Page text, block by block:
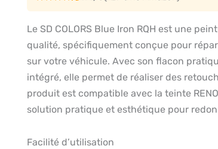
Le SD COLORS Blue Iron RQH est une
qualité, spécifiquement conçue pour
sur votre véhicule. Avec son flacon
intégré, elle permet de réaliser des
produit est compatible avec la teinte
solution pratique et esthétique pour
Facilité d’utilisation